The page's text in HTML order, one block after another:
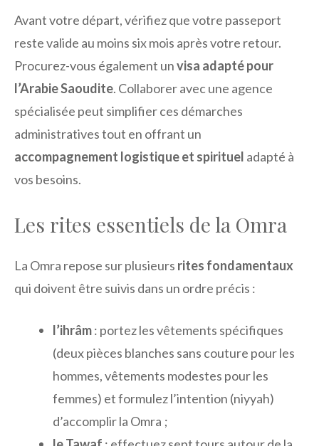
Avant votre départ, vérifiez que votre passeport
reste valide au moins six mois après votre retour.
Procurez-vous également unvisa adapté pour
l’Arabie Saoudite. Collaborer avec une agence
spécialisée peut simplifier ces démarches
administratives tout en offrant un
accompagnement logistique et spirituel adapté à
vos besoins.
Les rites essentiels de la Omra
La Omra repose sur plusieurs rites fondamentaux
qui doivent être suivis dans un ordre précis :
l’ihrâm: portez les vêtements spécifiques
(deux pièces blanches sans couture pour les
hommes, vêtements modestes pour les
femmes) et formulez l’intention (niyyah)
d’accomplir la Omra ;